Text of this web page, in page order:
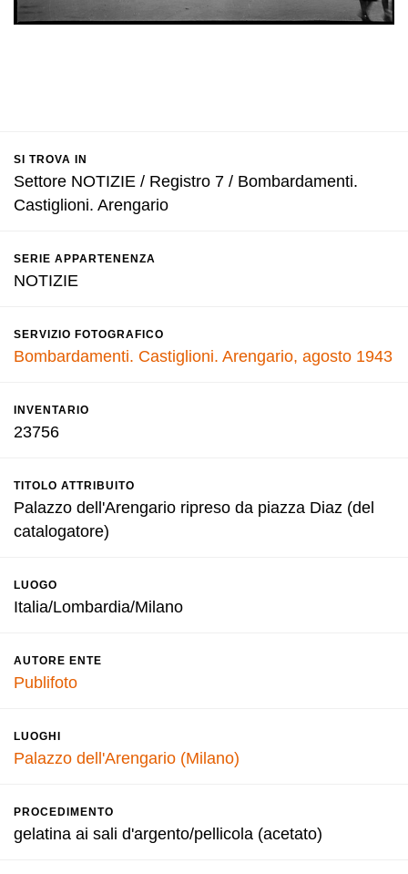
SI TROVA IN
Settore NOTIZIE / Registro 7 / Bombardamenti.
Castiglioni. Arengario
SERIE APPARTENENZA
NOTIZIE
SERVIZIO FOTOGRAFICO
Bombardamenti. Castiglioni. Arengario, agosto 1943
INVENTARIO
23756
TITOLO ATTRIBUITO
Palazzo dell'Arengario ripreso da piazza Diaz (del
catalogatore)
LUOGO
Italia/Lombardia/Milano
AUTORE ENTE
Publifoto
LUOGHI
Palazzo dell'Arengario (Milano)
PROCEDIMENTO
gelatina ai sali d'argento/pellicola (acetato)